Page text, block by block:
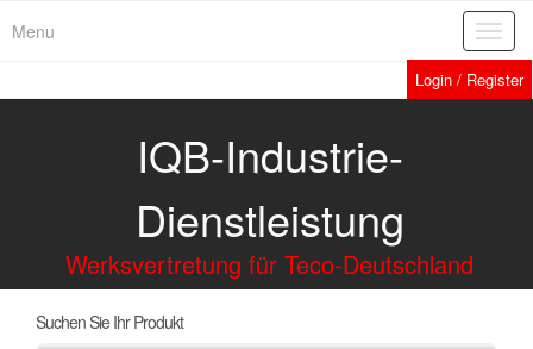
Menu
Login / Register
IQB-Industrie-
Dienstleistung
Werksvertretung für Teco-Deutschland
Suchen Sie Ihr Produkt